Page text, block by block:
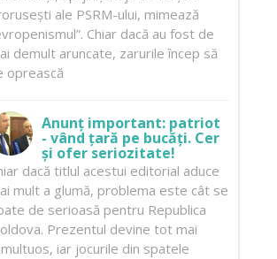
ale PSRM-ului, mimează
Chiar dacă au fost de
demult aruncate, zarurile încep să
oprească
Anunț important: patriot
- vând țară pe bucăți. Cer
și ofer seriozitate!
dacă titlul acestui editorial aduce
mult a glumă, problema este cât se
de serioasă pentru Republica
Prezentul devine tot mai
iar jocurile din spatele